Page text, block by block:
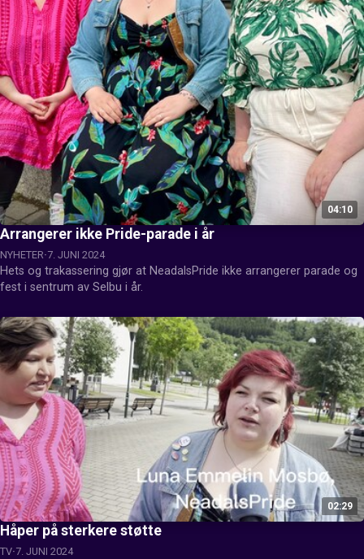
04:10
Arrangerer ikke Pride-parade i år
NYHETER 7. JUNI 2024
Hets og trakassering gjør at NeadalsPride ikke arrangerer parade og
fest i sentrum av Selbu i år.
02:29
Håper på sterkere støtte
TV 7. JUNI 2024